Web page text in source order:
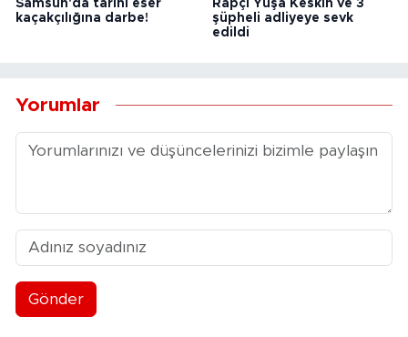
Samsun'da tarihi eser
kaçakçılığına darbe!
Rapçi Yüşa Keskin ve 3
şüpheli adliyeye sevk
edildi
Yorumlar
Gönder